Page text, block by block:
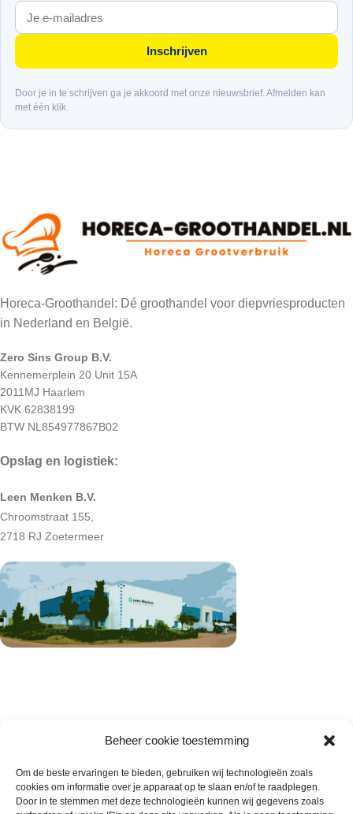
Beheer cookie toestemming
Om de beste ervaringen te bieden, gebruiken wij technologieën zoals
cookies om informatie over je apparaat op te slaan en/of te raadplegen.
Door in te stemmen met deze technologieën kunnen wij gegevens zoals
Inschrijven
Door je in te schrijven ga je akkoord met onze nieuwsbrief. Afmelden kan
met één klik.
Horeca-Groothandel: Dé groothandel voor diepvriesproducten
in Nederland en België.
Zero Sins Group B.V.
Kennemerplein 20 Unit 15A
2011MJ Haarlem
KVK 62838199
BTW NL854977867B02
Opslag en logistiek:
Leen Menken B.V.
Chroomstraat 155,
2718 RJ Zoetermeer
Wie zijn wij